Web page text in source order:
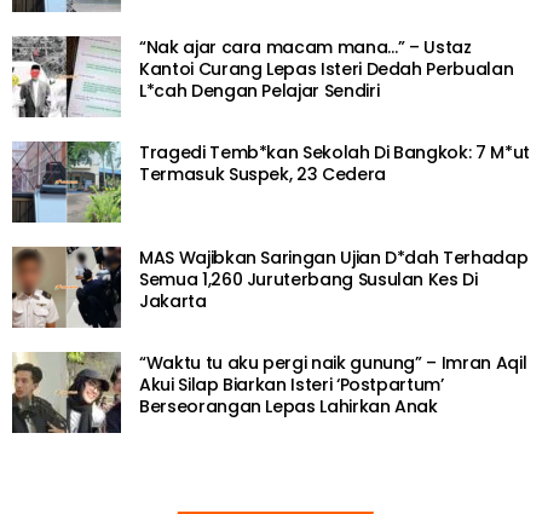
“Nak ajar cara macam mana…” – Ustaz
Kantoi Curang Lepas Isteri Dedah Perbualan
L*cah Dengan Pelajar Sendiri
Tragedi Temb*kan Sekolah Di Bangkok: 7 M*ut
Termasuk Suspek, 23 Cedera
MAS Wajibkan Saringan Ujian D*dah Terhadap
Semua 1,260 Juruterbang Susulan Kes Di
Jakarta
“Waktu tu aku pergi naik gunung” – Imran Aqil
Akui Silap Biarkan Isteri ‘Postpartum’
Berseorangan Lepas Lahirkan Anak